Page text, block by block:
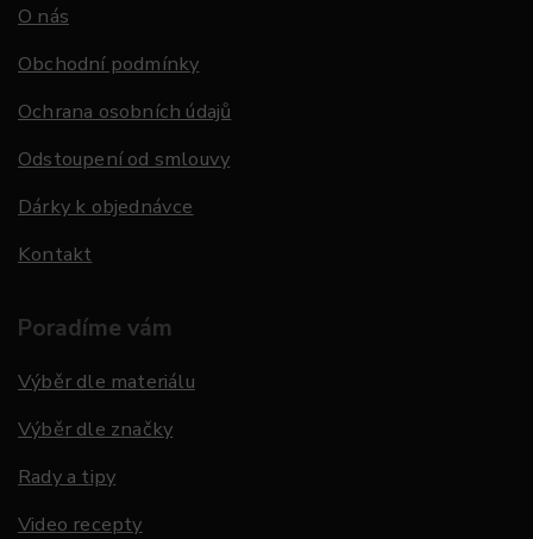
O nás
Obchodní podmínky
Ochrana osobních údajů
Odstoupení od smlouvy
Dárky k objednávce
Kontakt
Poradíme vám
Výběr dle materiálu
Výběr dle značky
Rady a tipy
Video recepty